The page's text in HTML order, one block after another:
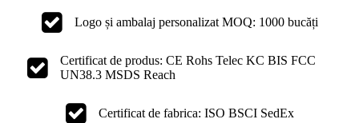
Logo și ambalaj personalizat MOQ: 1000 bucăți
Certificat de produs: CE Rohs Telec KC BIS FCC
UN38.3 MSDS Reach
Certificat de fabrica: ISO BSCI SedEx